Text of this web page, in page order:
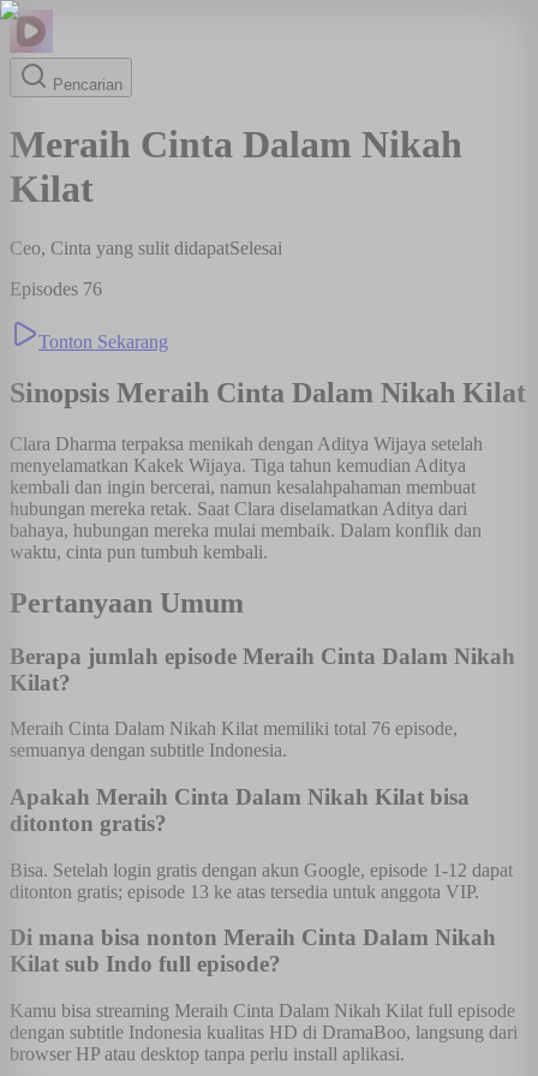
Pencarian
Meraih Cinta Dalam Nikah
Kilat
Ceo, Cinta yang sulit didapatSelesai
Episodes 76
Tonton Sekarang
Sinopsis Meraih Cinta Dalam Nikah Kilat
Clara Dharma terpaksa menikah dengan Aditya Wijaya setelah
menyelamatkan Kakek Wijaya. Tiga tahun kemudian Aditya
kembali dan ingin bercerai, namun kesalahpahaman membuat
hubungan mereka retak. Saat Clara diselamatkan Aditya dari
bahaya, hubungan mereka mulai membaik. Dalam konflik dan
waktu, cinta pun tumbuh kembali.
Pertanyaan Umum
Berapa jumlah episode Meraih Cinta Dalam Nikah
Kilat?
Meraih Cinta Dalam Nikah Kilat memiliki total 76 episode,
semuanya dengan subtitle Indonesia.
Apakah Meraih Cinta Dalam Nikah Kilat bisa
ditonton gratis?
Bisa. Setelah login gratis dengan akun Google, episode 1-12 dapat
ditonton gratis; episode 13 ke atas tersedia untuk anggota VIP.
Di mana bisa nonton Meraih Cinta Dalam Nikah
Kilat sub Indo full episode?
Kamu bisa streaming Meraih Cinta Dalam Nikah Kilat full episode
dengan subtitle Indonesia kualitas HD di DramaBoo, langsung dari
browser HP atau desktop tanpa perlu install aplikasi.